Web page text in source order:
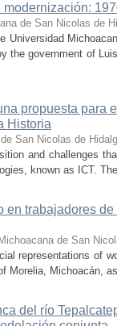
de San Nicolas de
the government of
propuesta para
Historia
San Nicolas de
and challenges
known as ICT.
trabajadores
de San
representations of
Morelia, Michoacán,
del río